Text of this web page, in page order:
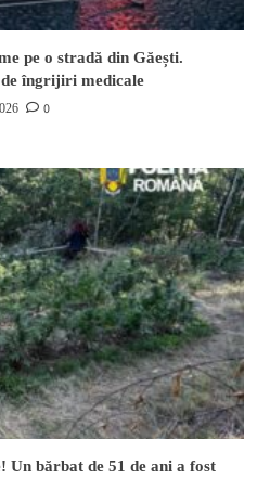
pe o stradă din Găești.
îngrijiri medicale
0
Un bărbat de 51 de ani a fost